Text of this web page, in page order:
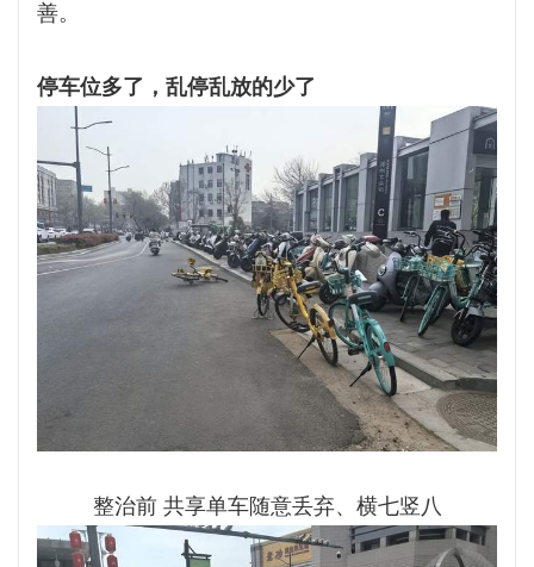
善。
停车位多了，乱停乱放的少了
整治前 共享单车随意丢弃、横七竖八